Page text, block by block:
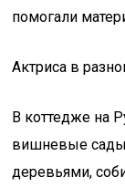
помогали
Актриса в
В коттедже на
вишневые
деревьями,